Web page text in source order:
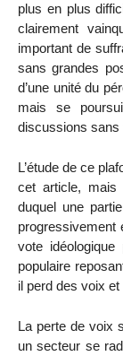
plus en plus
clairement
important de
sans grandes
d’une unité du
mais se
discussions sans
L’étude de ce
cet article, mais
duquel une
progressivement
vote
populaire
il perd des voix
La perte de voix
un secteur se